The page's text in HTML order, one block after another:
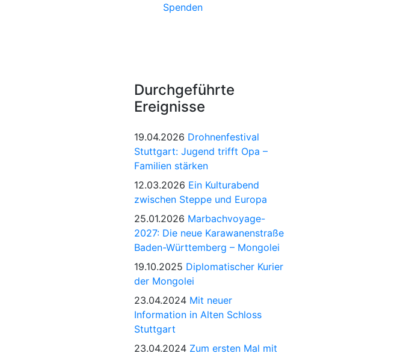
Spenden
Durchgeführte
Ereignisse
19.04.2026 Drohnenfestival
Stuttgart: Jugend trifft Opa –
Familien stärken
12.03.2026 Ein Kulturabend
zwischen Steppe und Europa
25.01.2026 Marbachvoyage-
2027: Die neue Karawanenstraße
Baden-Württemberg – Mongolei
19.10.2025 Diplomatischer Kurier
der Mongolei
23.04.2024 Mit neuer
Information in Alten Schloss
Stuttgart
23.04.2024 Zum ersten Mal mit